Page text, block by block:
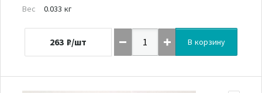
Вес
0.033 кг
263 ₽/шт В корзину